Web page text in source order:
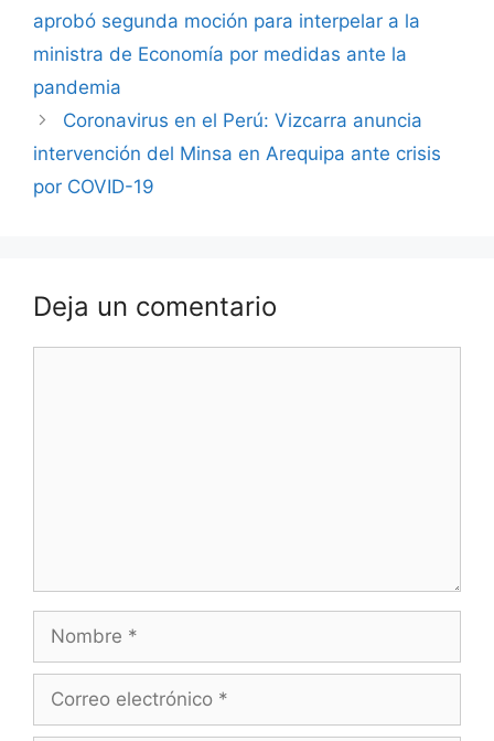
aprobó segunda moción para interpelar a la
ministra de Economía por medidas ante la
pandemia
Coronavirus en el Perú: Vizcarra anuncia
intervención del Minsa en Arequipa ante crisis
por COVID-19
Deja un comentario
electrónico